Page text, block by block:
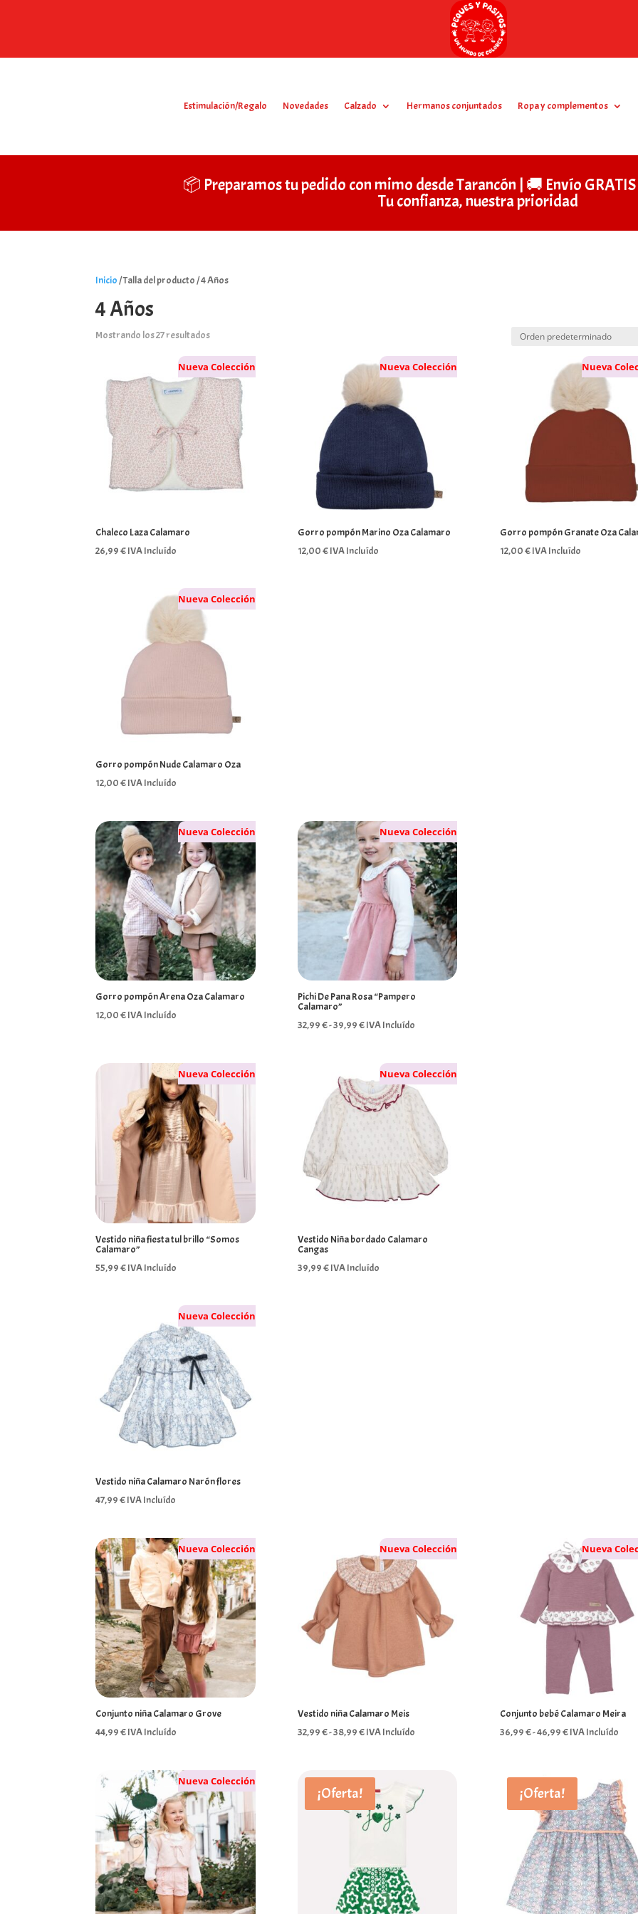
Estimulación/Regalo Novedades Calzado Hermanos conjuntados Ropa y complementos
📦 Preparamos tu pedido con mimo desde Tarancón | 🚚 Envío GRATIS
Tu confianza, nuestra prioridad
Inicio/ Talla del producto / 4 Años
4 Años
Mostrando los 27 resultados
Nueva Colección
Chaleco Laza Calamaro
26,99€IVA Incluído
Nueva Colección
Gorro pompón Marino Oza Calamaro
12,00€IVA Incluído
Nueva
Gorro pompón Granate Oza
12,00€ IVA Incluído
Nueva Colección
Gorro pompón Nude Calamaro Oza
12,00€IVA Incluído
Nueva Colección
Gorro pompón Arena Oza Calamaro
12,00€IVA Incluído
Nueva Colección
Pichi De Pana Rosa “Pampero
Calamaro”
32,99€-39,99€Rango
desde
32,99 €
hasta
IVA Incluído
Nueva Colección
Vestido niña fiesta tul brillo “Somos
Calamaro”
55,99€IVA Incluído
Nueva Colección
Vestido Niña bordado Calamaro
Cangas
39,99€IVA Incluído
Nueva Colección
Vestido niña Calamaro Narón flores
47,99€IVA Incluído
Nueva Colección
Conjunto niña Calamaro Grove
44,99€IVA Incluído
Nueva Colección
Vestido niña Calamaro Meis
32,99€-38,99€Rango
desde
32,99 €
hasta
38,99 €
IVA Incluído
Nueva
Conjunto bebé Calamaro Meira
36,99€-46,99€Rango
desde
36,99 €
hasta
46,99 €
IVA Incluído
Nueva Colección
¡Oferta! ¡Oferta!